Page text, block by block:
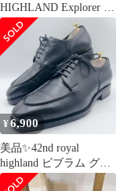
HIGHLAND Explorer U
チップシューズ
¥6,900
美品✨42nd royal
highland ビブラム グッ
ドイヤー Uチップ